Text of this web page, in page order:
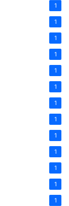
1
1
1
1
1
1
1
1
1
1
1
1
1